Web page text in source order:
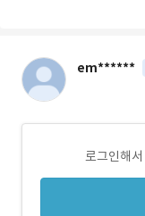
em******
로그인해